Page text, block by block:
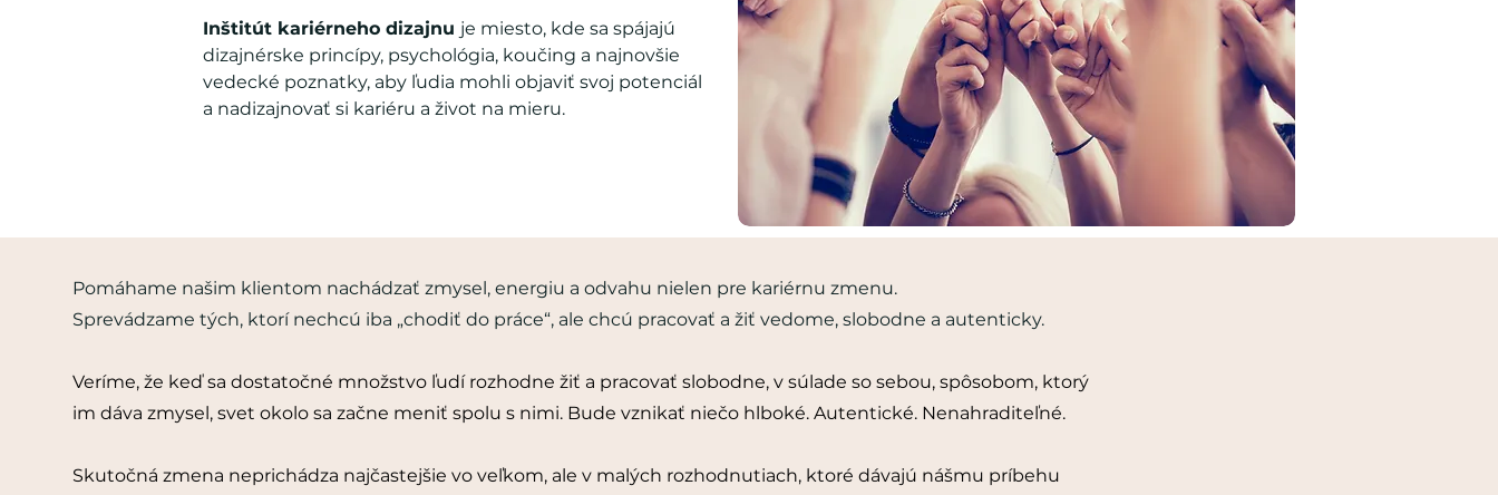
Inštitút kariérneho dizajnu je miesto, kde sa spájajú
dizajnérske princípy, psychológia, koučing a najnovšie
vedecké poznatky, aby ľudia mohli objaviť svoj potenciál
a nadizajnovať si kariéru a život na mieru.
Pomáhame našim klientom nachádzať zmysel, energiu a odvahu nielen pre kariérnu zmenu.
Sprevádzame tých, ktorí nechcú iba „chodiť do práce“, ale chcú pracovať a žiť vedome, slobodne a autenticky.
Veríme, že keď sa dostatočné množstvo ľudí rozhodne žiť a pracovať slobodne, v súlade so sebou, spôsobom, ktorý
im dáva zmysel, svet okolo sa začne meniť spolu s nimi. Bude vznikať niečo hlboké. Autentické. Nenahraditeľné.
Skutočná zmena neprichádza najčastejšie vo veľkom, ale v malých rozhodnutiach, ktoré dávajú nášmu príbehu